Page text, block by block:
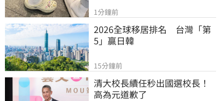
1分鐘前
2026全球移居排名　台灣「第
5」贏日韓
15分鐘前
清大校長續任秒出國選校長！
高為元道歉了